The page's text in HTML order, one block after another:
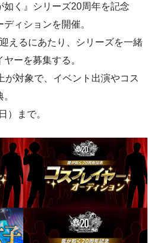
く』シリーズ20周年を記念
ィションを開催。
えるにあたり、シリーズを一緒
ーを募集する。
が対象で、イベント出演やコス
）まで。